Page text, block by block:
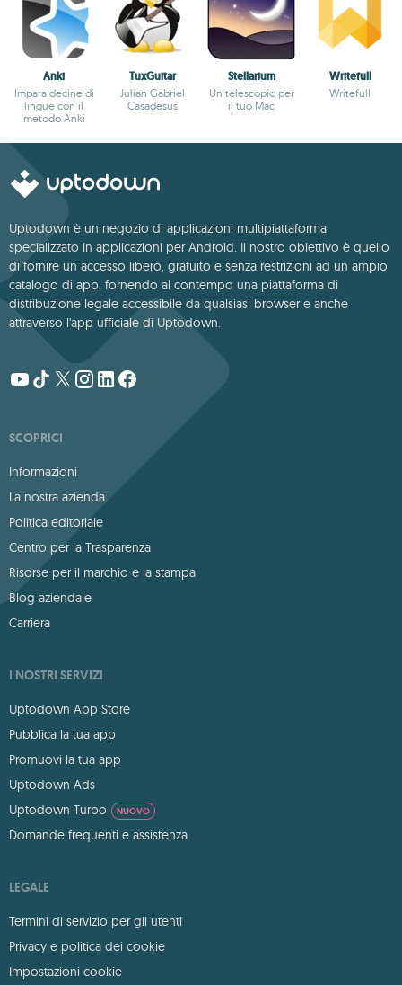
Anki
Impara decine di
lingue con il
metodo Anki
TuxGuitar
Julian Gabriel
Casadesus
Stellarium
Un telescopio per
il tuo Mac
Writefull
Writefull
Uptodown è un negozio di applicazioni multipiattaforma
specializzato in applicazioni per Android. Il nostro obiettivo è quello
di fornire un accesso libero, gratuito e senza restrizioni ad un ampio
catalogo di app, fornendo al contempo una piattaforma di
distribuzione legale accessibile da qualsiasi browser e anche
attraverso l'app ufficiale di Uptodown.
SCOPRICI
Informazioni
La nostra azienda
Politica editoriale
Centro per la Trasparenza
Risorse per il marchio e la stampa
Blog aziendale
Carriera
I NOSTRI SERVIZI
Uptodown App Store
Pubblica la tua app
Promuovi la tua app
Uptodown Ads
Uptodown Turbo
NUOVO
Domande frequenti e assistenza
LEGALE
Termini di servizio per gli utenti
Privacy e politica dei cookie
Impostazioni cookie